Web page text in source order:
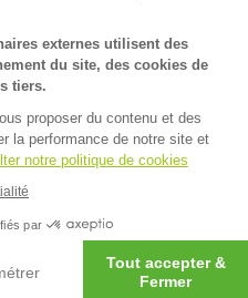
externes utilisent des
du site, des cookies de
tiers.
proposer du contenu et des
la performance de notre site et
notre politique de cookies
par
Tout accepter &
Fermer